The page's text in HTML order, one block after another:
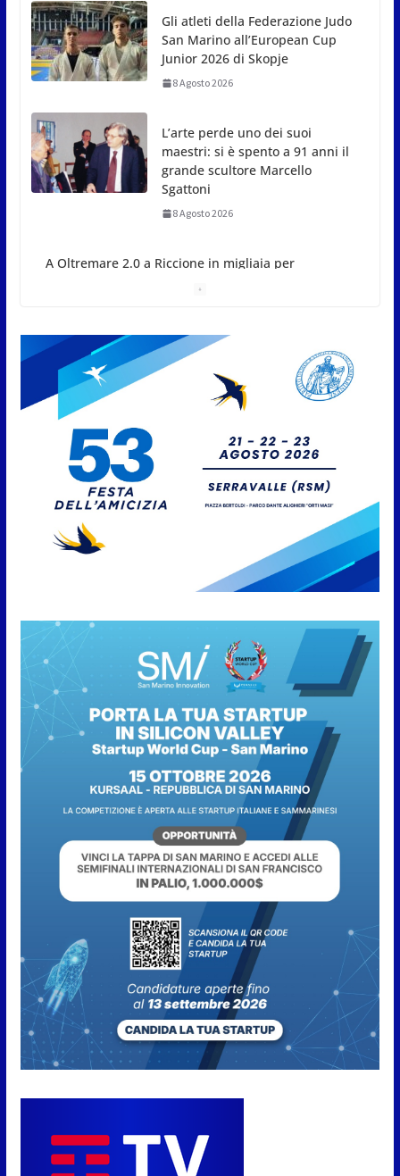
Gli atleti della Federazione Judo
San Marino all’European Cup
Junior 2026 di Skopje
8 Agosto 2026
L’arte perde uno dei suoi
maestri: si è spento a 91 anni il
grande scultore Marcello
Sgattoni
8 Agosto 2026
A Oltremare 2.0 a Riccione in
San Marino Academy.
Femminile: quattro Primavera
aggregate alla Prima Squadra
8 Agosto 2026
San Marino. “Cena Tramonto &
Live” una serata di
cucina e solidarietà, a Faetano.
Con la firma e la regia di